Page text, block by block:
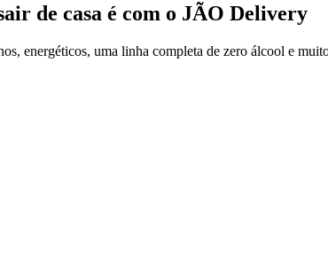
de casa é com o JÃO Delivery
energéticos, uma linha completa de zero álcool e